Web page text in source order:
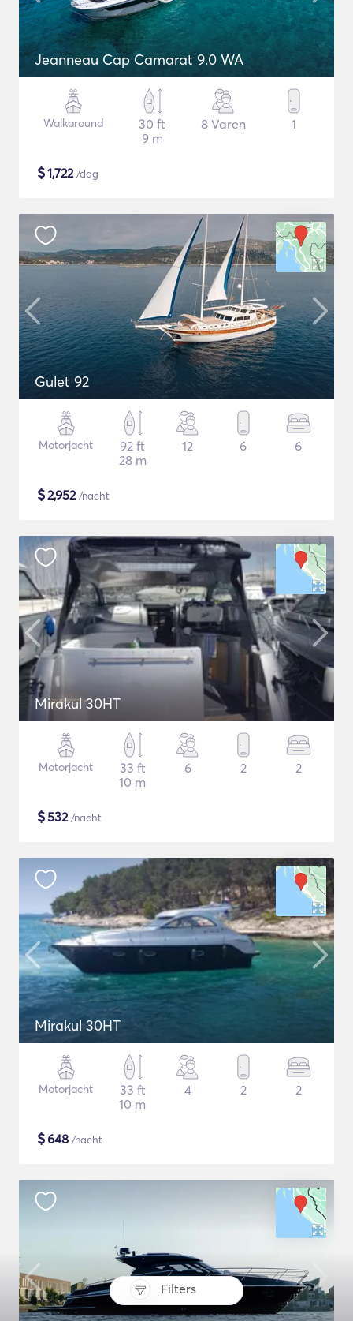
Filters
Jeanneau Cap Camarat 9.0 WA
Walkaround
30 ft
9 m
8 Varen 1
$1,722/dag
Gulet 92
Motorjacht
92 ft
28 m
12 6 6
$2,952/nacht
Mirakul 30HT
Motorjacht
33 ft
10 m
6 2 2
$532/nacht
Mirakul 30HT
Motorjacht
33 ft
10 m
4 2 2
$648 /nacht